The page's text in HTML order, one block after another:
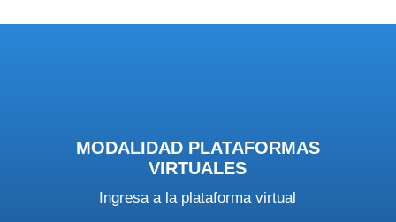
MODALIDAD PLATAFORMAS
VIRTUALES
Ingresa a la plataforma virtual